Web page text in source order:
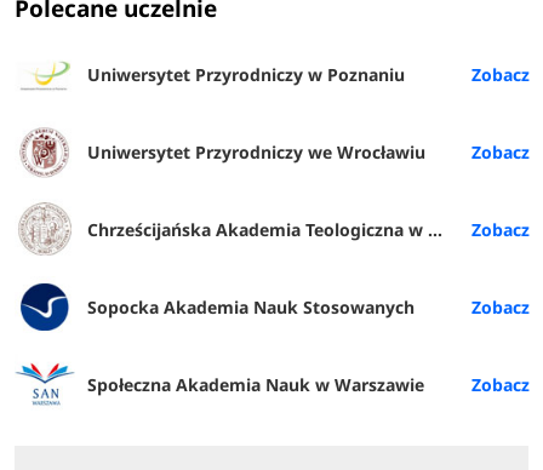
Polecane uczelnie
Uniwersytet Przyrodniczy w Poznaniu
Uniwersytet Przyrodniczy we Wrocławiu
Chrześcijańska Akademia Teologiczna w Warszawie
Sopocka Akademia Nauk Stosowanych
Społeczna Akademia Nauk w Warszawie